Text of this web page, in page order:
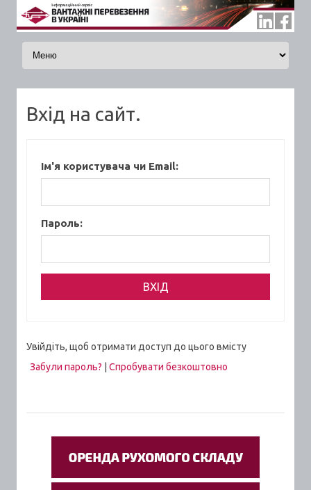
Skip to content
Вхід на сайт.
Ім'я користувача чи Email:
Пароль:
Увійдіть, щоб отримати доступ до цього вмісту
Забули пароль?
Спробувати безкоштовно